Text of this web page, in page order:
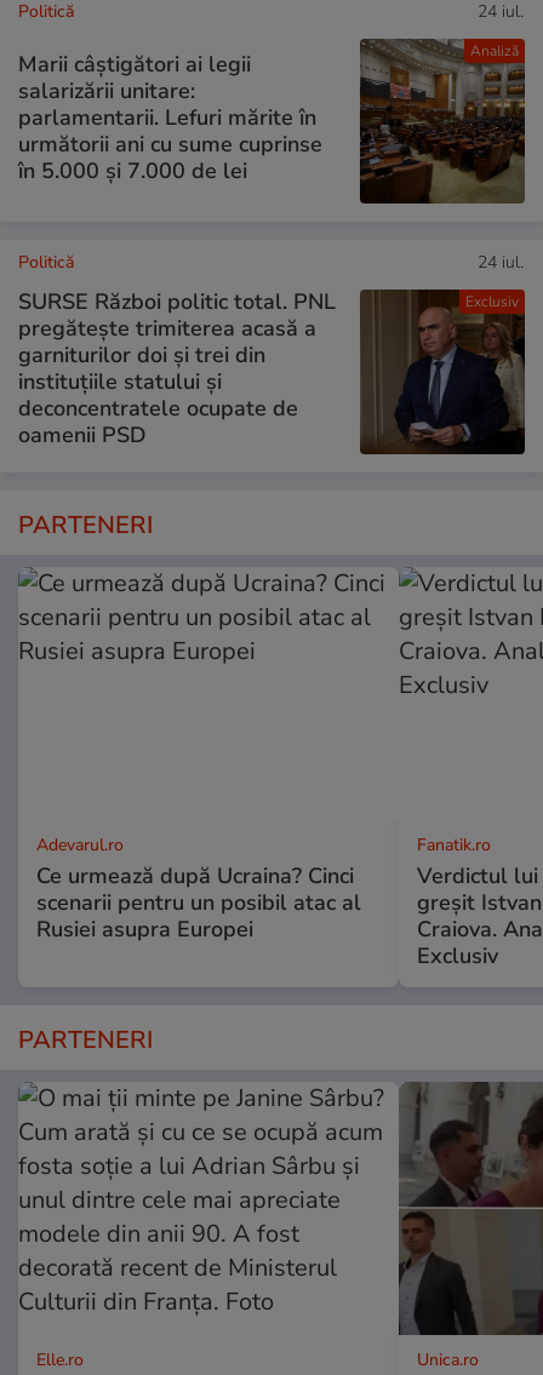
Analiză
Politică 24 iul.
Marii câștigători ai legii
salarizării unitare:
parlamentarii. Lefuri mărite în
următorii ani cu sume cuprinse
în 5.000 și 7.000 de lei
Exclusiv
Politică 24 iul.
SURSE Război politic total. PNL
pregătește trimiterea acasă a
garniturilor doi și trei din
instituțiile statului și
deconcentratele ocupate de
oamenii PSD
PARTENERI
Adevarul.ro
Ce urmează după Ucraina? Cinci
scenarii pentru un posibil atac al
Rusiei asupra Europei
Fanatik.ro
Verdictul lui
greșit
Craiova.
Exclusiv
PARTENERI
Elle.ro Unica.ro